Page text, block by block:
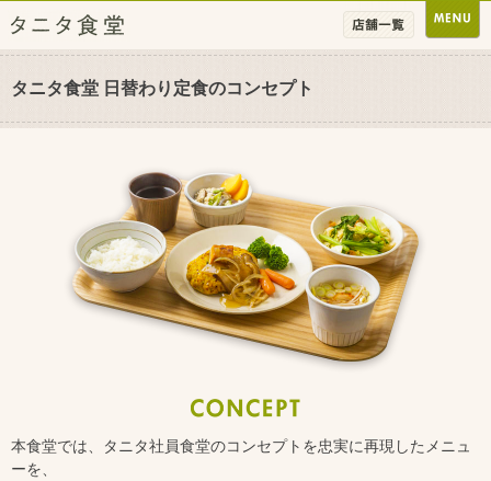
タニタ食堂 日替わり定食のコンセプト
本食堂では、タニタ社員食堂のコンセプトを忠実に再現したメニュ
ーを、